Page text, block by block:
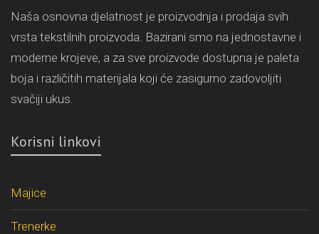
Naša osnovna djelatnost je proizvodnja i prodaja svih
vrsta tekstilnih proizvoda. Bazirani smo na jednostavne i
moderne krojeve, a za sve proizvode dostupna je paleta
boja i različitih materijala koji će zasigurno zadovoljiti
svačiji ukus.
Korisni linkovi
Majice
Trenerke